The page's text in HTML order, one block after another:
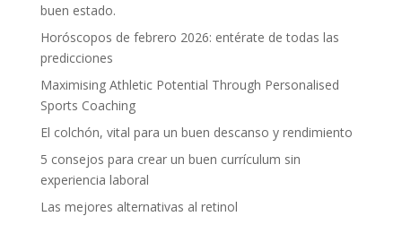
buen estado.
Horóscopos de febrero 2026: entérate de todas las
predicciones
Maximising Athletic Potential Through Personalised
Sports Coaching
El colchón, vital para un buen descanso y rendimiento
5 consejos para crear un buen currículum sin
experiencia laboral
Las mejores alternativas al retinol